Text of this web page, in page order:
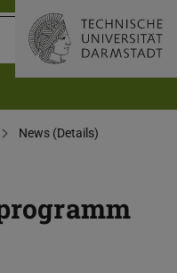
News (Details)